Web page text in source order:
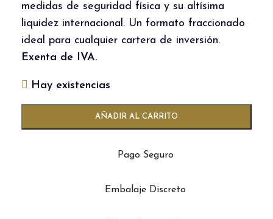
medidas de seguridad física y su altísima
liquidez internacional. Un formato fraccionado
ideal para cualquier cartera de inversión.
Exenta de IVA.
Hay existencias
AÑADIR AL CARRITO
Pago Seguro
Embalaje Discreto